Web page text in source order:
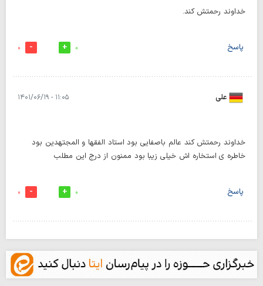
خداوند رحمتش کند.
پاسخ 0
0
علی ۱۱:۰۵ - ۱۴۰۱/۰۶/۱۹
خداوند رحمتش کند عالم باصفایی بود استاد الفقها و المجتهدین بود
خاطره ی استخاره اش خیلی زیبا بود ممنون از درج این مطلب
پاسخ 0
0